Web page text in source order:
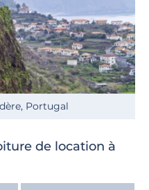
Portugal
de location à